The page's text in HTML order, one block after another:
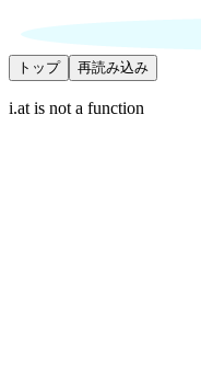
トップ 再読み込み
i.at is not a function